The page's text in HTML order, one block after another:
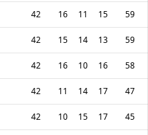
42 16 11 15 59
42 15 14 13 59
42 16 10 16 58
42 11 14 17 47
42 10 15 17 45